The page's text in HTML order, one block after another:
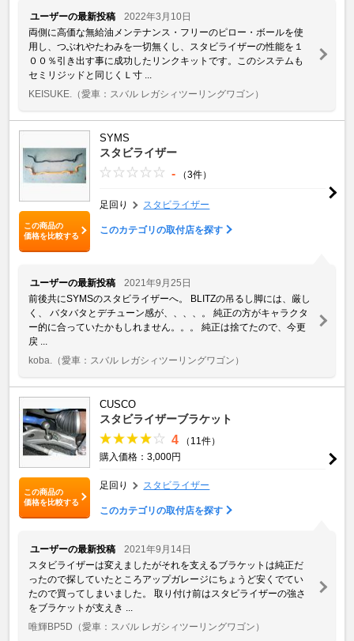
ユーザーの最新投稿
2022年3月10日
両側に高価な無給油メンテナンス・フリーのピロー・ボールを使
用し、つぶれやたわみを一切無くし、スタビライザーの性能を１
００％引き出す事に成功したリンクキットです。このシステムも
セミリジッドと同じくＬ寸 ...
KEISUKE.
（愛車：スバル レガシィツーリングワゴン）
この商品の
価格を比較する
SYMS
スタビライザー
- （3件）
足回り スタビライザー
このカテゴリの取付店を探す
ユーザーの最新投稿
2021年9月25日
前後共にSYMSのスタビライザーへ。 BLITZの吊るし脚には、厳し
く、 バタバタとデチューン感が、、、、。 純正の方がキャラクタ
ー的に合っていたかもしれません。。。 純正は捨てたので、今更
戻 ...
koba.
（愛車：スバル レガシィツーリングワゴン）
この商品の
価格を比較する
CUSCO
スタビライザーブラケット
4
（11件）
購入価格：3,000円
足回り スタビライザー
このカテゴリの取付店を探す
ユーザーの最新投稿
2021年9月14日
スタビライザーは変えましたがそれを支えるブラケットは純正だ
ったので探していたところアップガレージにちょうど安くでてい
たので買ってしまいました。 取り付け前はスタビライザーの強さ
をブラケットが支えき ...
唯輝BP5D （愛車：スバル レガシィツーリングワゴン）